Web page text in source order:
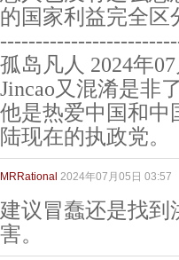
的国家利益完全区
孤岛凡人 2024年
Jincao又混淆是非
他是热爱中国和中
陆现在的执政党。
MRRational 2024年07月05日 03:57
建议冒蠢还是找到
害。